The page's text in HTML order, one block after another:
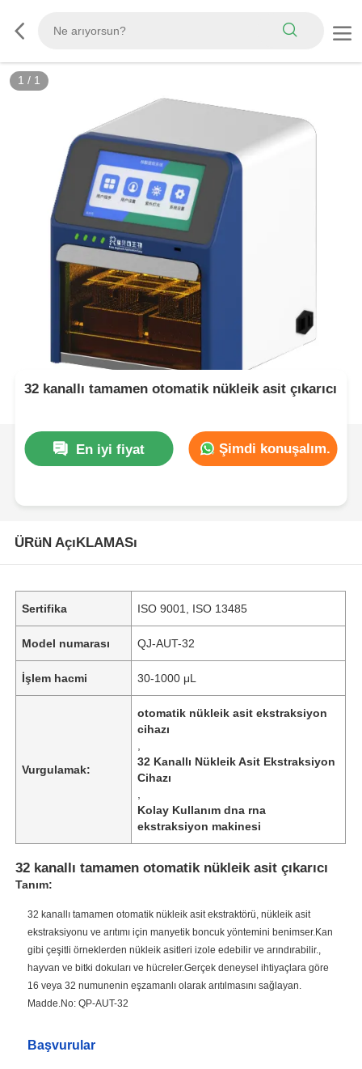
1 / 1
32 kanallı tamamen otomatik nükleik asit çıkarıcı
En iyi fiyat Şimdi konuşalım.
ÜRüN AçıKLAMASı
Sertifika ISO 9001, ISO 13485
Model numarası QJ-AUT-32
İşlem hacmi 30-1000 μL
Vurgulamak:
otomatik nükleik asit ekstraksiyon
cihazı
32 Kanallı Nükleik Asit Ekstraksiyon
Cihazı
Kolay Kullanım dna rna
ekstraksiyon makinesi
32 kanallı tamamen otomatik nükleik asit çıkarıcı
Tanım:
32 kanallı tamamen otomatik nükleik asit ekstraktörü, nükleik asit
ekstraksiyonu ve arıtımı için manyetik boncuk yöntemini benimser.Kan
gibi çeşitli örneklerden nükleik asitleri izole edebilir ve arındırabilir.,
hayvan ve bitki dokuları ve hücreler.Gerçek deneysel ihtiyaçlara göre
16 veya 32 numunenin eşzamanlı olarak arıtılmasını sağlayan.
Madde.No: QP-AUT-32
Başvurular